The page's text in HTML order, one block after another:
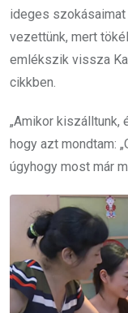
ideges
vezettünk, mert
emlékszik vissza
cikkben.
„Amikor kiszálltunk,
hogy azt mondtam:
úgyhogy most már